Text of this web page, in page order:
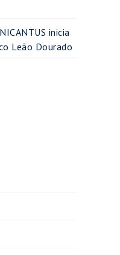
inicia
Leão Dourado